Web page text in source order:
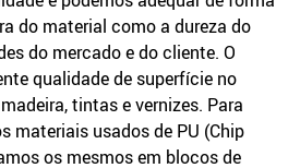
do material como a dureza do
do mercado e do cliente. O
qualidade de superfície no
tintas e vernizes. Para
materiais usados de PU (Chip
os mesmos em blocos de